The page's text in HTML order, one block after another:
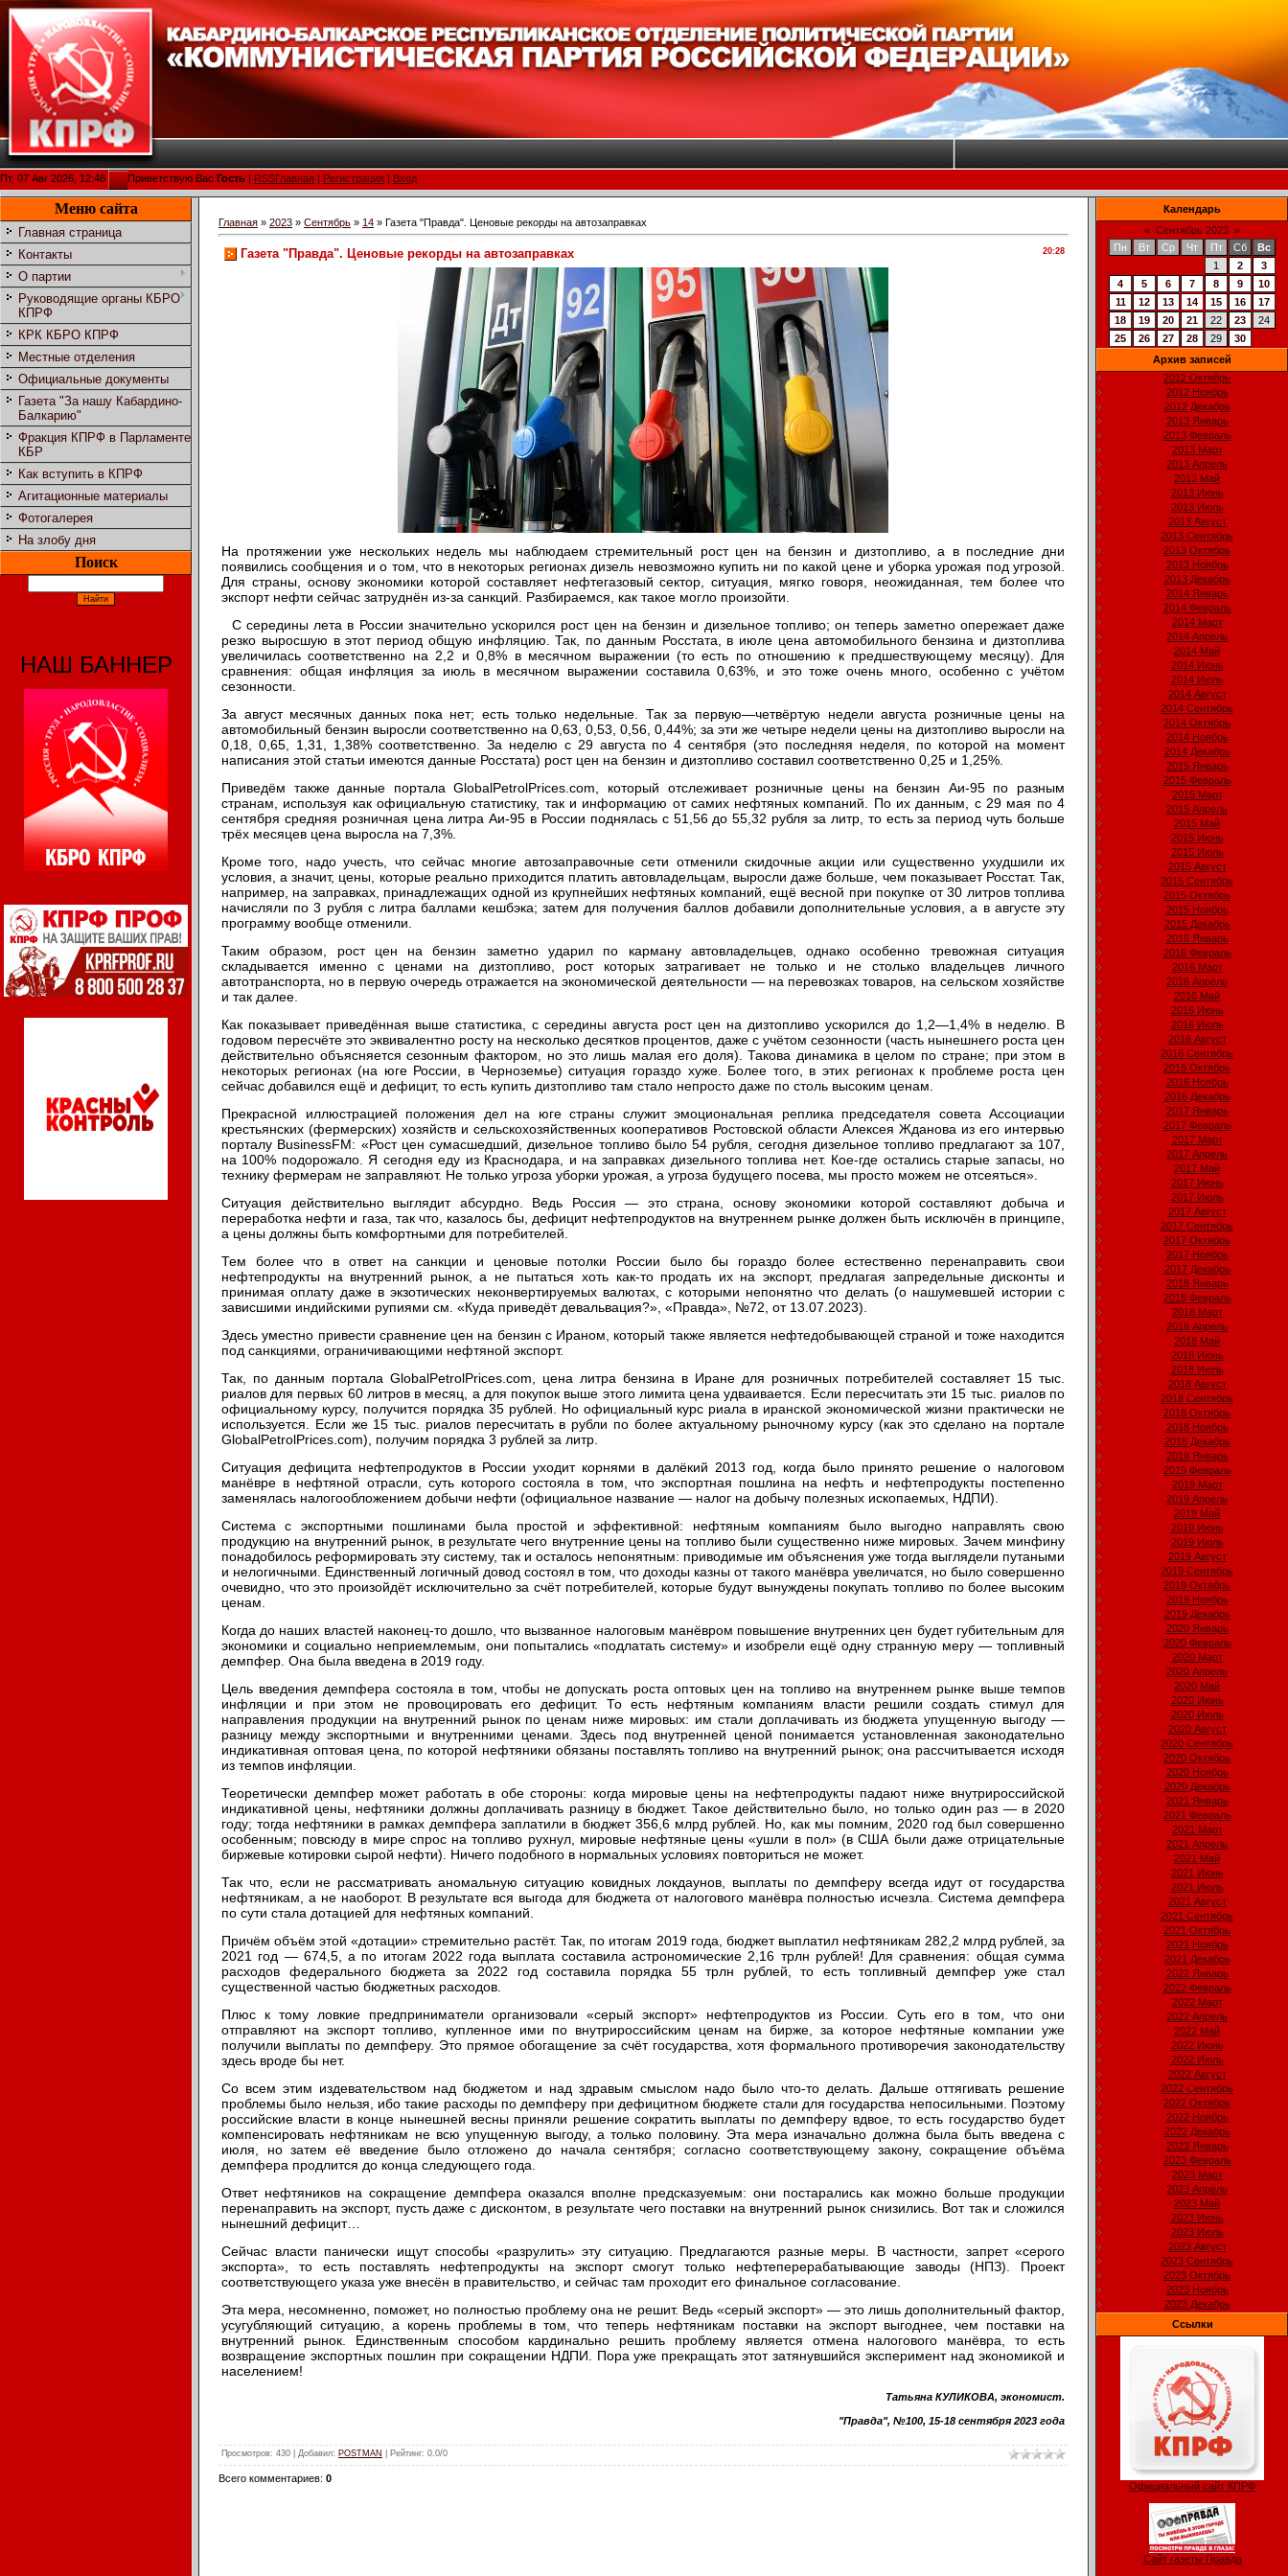
Пт, 07 Авг 2026, 12:48 Приветствую Вас Гость RSSГлавная Регистрация Вход
Меню сайта
Главная страница
Контакты
О партии
Руководящие органы КБРО
КПРФ
КРК КБРО КПРФ
Местные отделения
Официальные документы
Газета "За нашу Кабардино-
Балкарию"
Фракция КПРФ в Парламенте
КБР
Как вступить в КПРФ
Агитационные материалы
Фотогалерея
На злобу дня
Поиск
НАШ БАННЕР
Главная » 2023 » Сентябрь » 14 » Газета "Правда". Ценовые рекорды на автозаправках
20:28
Газета "Правда". Ценовые рекорды на автозаправках
На протяжении уже нескольких недель мы наблюдаем стремительный рост цен на бензин и дизтопливо, а в последние дни
появились сообщения и о том, что в некоторых регионах дизель невозможно купить ни по какой цене и уборка урожая под угрозой.
Для страны, основу экономики которой составляет нефтегазовый сектор, ситуация, мягко говоря, неожиданная, тем более что
экспорт нефти сейчас затруднён из-за санкций. Разбираемся, как такое могло произойти.
С середины лета в России значительно ускорился рост цен на бензин и дизельное топливо; он теперь заметно опережает даже
резко выросшую в этот период общую инфляцию. Так, по данным Росстата, в июле цена автомобильного бензина и дизтоплива
увеличилась соответственно на 2,2 и 0,8% в месячном выражении (то есть по отношению к предшествующему месяцу). Для
сравнения: общая инфляция за июль в месячном выражении составила 0,63%, и это тоже очень много, особенно с учётом
сезонности.
За август месячных данных пока нет; есть только недельные. Так за первую—четвёртую недели августа розничные цены на
автомобильный бензин выросли соответственно на 0,63, 0,53, 0,56, 0,44%; за эти же четыре недели цены на дизтопливо выросли на
0,18, 0,65, 1,31, 1,38% соответственно. За неделю с 29 августа по 4 сентября (это последняя неделя, по которой на момент
написания этой статьи имеются данные Росстата) рост цен на бензин и дизтопливо составил соответственно 0,25 и 1,25%.
Приведём также данные портала GlobalPetrolPrices.com, который отслеживает розничные цены на бензин Аи-95 по разным
странам, используя как официальную статистику, так и информацию от самих нефтяных компаний. По их данным, с 29 мая по 4
сентября средняя розничная цена литра Аи-95 в России поднялась с 51,56 до 55,32 рубля за литр, то есть за период чуть больше
трёх месяцев цена выросла на 7,3%.
Кроме того, надо учесть, что сейчас многие автозаправочные сети отменили скидочные акции или существенно ухудшили их
условия, а значит, цены, которые реально приходится платить автовладельцам, выросли даже больше, чем показывает Росстат. Так,
например, на заправках, принадлежащих одной из крупнейших нефтяных компаний, ещё весной при покупке от 30 литров топлива
начисляли по 3 рубля с литра баллами кешбэка; затем для получения баллов добавили дополнительные условия, а в августе эту
программу вообще отменили.
Таким образом, рост цен на бензин заметно ударил по карману автовладельцев, однако особенно тревожная ситуация
складывается именно с ценами на дизтопливо, рост которых затрагивает не только и не столько владельцев личного
автотранспорта, но в первую очередь отражается на экономической деятельности — на перевозках товаров, на сельском хозяйстве
и так далее.
Как показывает приведённая выше статистика, с середины августа рост цен на дизтопливо ускорился до 1,2—1,4% в неделю. В
годовом пересчёте это эквивалентно росту на несколько десятков процентов, даже с учётом сезонности (часть нынешнего роста цен
действительно объясняется сезонным фактором, но это лишь малая его доля). Такова динамика в целом по стране; при этом в
некоторых регионах (на юге России, в Черноземье) ситуация гораздо хуже. Более того, в этих регионах к проблеме роста цен
сейчас добавился ещё и дефицит, то есть купить дизтопливо там стало непросто даже по столь высоким ценам.
Прекрасной иллюстрацией положения дел на юге страны служит эмоциональная реплика председателя совета Ассоциации
крестьянских (фермерских) хозяйств и сельскохозяйственных кооперативов Ростовской области Алексея Жданова из его интервью
порталу BusinessFM: «Рост цен сумасшедший, дизельное топливо было 54 рубля, сегодня дизельное топливо предлагают за 107,
на 100% подорожало. Я сегодня еду из Краснодара, и на заправках дизельного топлива нет. Кое-где остались старые запасы, но
технику фермерам не заправляют. Не только угроза уборки урожая, а угроза будущего посева, мы просто можем не отсеяться».
Ситуация действительно выглядит абсурдно. Ведь Россия — это страна, основу экономики которой составляют добыча и
переработка нефти и газа, так что, казалось бы, дефицит нефтепродуктов на внутреннем рынке должен быть исключён в принципе,
а цены должны быть комфортными для потребителей.
Тем более что в ответ на санкции и ценовые потолки России было бы гораздо более естественно перенаправить свои
нефтепродукты на внутренний рынок, а не пытаться хоть как-то продать их на экспорт, предлагая запредельные дисконты и
принимая оплату даже в экзотических неконвертируемых валютах, с которыми непонятно что делать (о нашумевшей истории с
зависшими индийскими рупиями см. «Куда приведёт девальвация?», «Правда», №72, от 13.07.2023).
Здесь уместно привести сравнение цен на бензин с Ираном, который также является нефтедобывающей страной и тоже находится
под санкциями, ограничивающими нефтяной экспорт.
Так, по данным портала GlobalPetrolPrices.com, цена литра бензина в Иране для розничных потребителей составляет 15 тыс.
риалов для первых 60 литров в месяц, а для покупок выше этого лимита цена удваивается. Если пересчитать эти 15 тыс. риалов по
официальному курсу, получится порядка 35 рублей. Но официальный курс риала в иранской экономической жизни практически не
используется. Если же 15 тыс. риалов пересчитать в рубли по более актуальному рыночному курсу (как это сделано на портале
GlobalPetrolPrices.com), получим порядка 3 рублей за литр.
Ситуация дефицита нефтепродуктов в России уходит корнями в далёкий 2013 год, когда было принято решение о налоговом
манёвре в нефтяной отрасли, суть которого состояла в том, что экспортная пошлина на нефть и нефтепродукты постепенно
заменялась налогообложением добычи нефти (официальное название — налог на добычу полезных ископаемых, НДПИ).
Система с экспортными пошлинами была простой и эффективной: нефтяным компаниям было выгодно направлять свою
продукцию на внутренний рынок, в результате чего внутренние цены на топливо были существенно ниже мировых. Зачем минфину
понадобилось реформировать эту систему, так и осталось непонятным: приводимые им объяснения уже тогда выглядели путаными
и нелогичными. Единственный логичный довод состоял в том, что доходы казны от такого манёвра увеличатся, но было совершенно
очевидно, что это произойдёт исключительно за счёт потребителей, которые будут вынуждены покупать топливо по более высоким
ценам.
Когда до наших властей наконец-то дошло, что вызванное налоговым манёвром повышение внутренних цен будет губительным для
экономики и социально неприемлемым, они попытались «подлатать систему» и изобрели ещё одну странную меру — топливный
демпфер. Она была введена в 2019 году.
Цель введения демпфера состояла в том, чтобы не допускать роста оптовых цен на топливо на внутреннем рынке выше темпов
инфляции и при этом не провоцировать его дефицит. То есть нефтяным компаниям власти решили создать стимул для
направления продукции на внутренний рынок по ценам ниже мировых: им стали доплачивать из бюджета упущенную выгоду —
разницу между экспортными и внутренними ценами. Здесь под внутренней ценой понимается установленная законодательно
индикативная оптовая цена, по которой нефтяники обязаны поставлять топливо на внутренний рынок; она рассчитывается исходя
из темпов инфляции.
Теоретически демпфер может работать в обе стороны: когда мировые цены на нефтепродукты падают ниже внутрироссийской
индикативной цены, нефтяники должны доплачивать разницу в бюджет. Такое действительно было, но только один раз — в 2020
году; тогда нефтяники в рамках демпфера заплатили в бюджет 356,6 млрд рублей. Но, как мы помним, 2020 год был совершенно
особенным; повсюду в мире спрос на топливо рухнул, мировые нефтяные цены «ушли в пол» (в США были даже отрицательные
биржевые котировки сырой нефти). Ничего подобного в нормальных условиях повториться не может.
Так что, если не рассматривать аномальную ситуацию ковидных локдаунов, выплаты по демпферу всегда идут от государства
нефтяникам, а не наоборот. В результате вся выгода для бюджета от налогового манёвра полностью исчезла. Система демпфера
по сути стала дотацией для нефтяных компаний.
Причём объём этой «дотации» стремительно растёт. Так, по итогам 2019 года, бюджет выплатил нефтяникам 282,2 млрд рублей, за
2021 год — 674,5, а по итогам 2022 года выплата составила астрономические 2,16 трлн рублей! Для сравнения: общая сумма
расходов федерального бюджета за 2022 год составила порядка 55 трлн рублей, то есть топливный демпфер уже стал
существенной частью бюджетных расходов.
Плюс к тому ловкие предприниматели организовали «серый экспорт» нефтепродуктов из России. Суть его в том, что они
отправляют на экспорт топливо, купленное ими по внутрироссийским ценам на бирже, за которое нефтяные компании уже
получили выплаты по демпферу. Это прямое обогащение за счёт государства, хотя формального противоречия законодательству
здесь вроде бы нет.
Со всем этим издевательством над бюджетом и над здравым смыслом надо было что-то делать. Дальше оттягивать решение
проблемы было нельзя, ибо такие расходы по демпферу при дефицитном бюджете стали для государства непосильными. Поэтому
российские власти в конце нынешней весны приняли решение сократить выплаты по демпферу вдвое, то есть государство будет
компенсировать нефтяникам не всю упущенную выгоду, а только половину. Эта мера изначально должна была быть введена с
июля, но затем её введение было отложено до начала сентября; согласно соответствующему закону, сокращение объёма
демпфера продлится до конца следующего года.
Ответ нефтяников на сокращение демпфера оказался вполне предсказуемым: они постарались как можно больше продукции
перенаправить на экспорт, пусть даже с дисконтом, в результате чего поставки на внутренний рынок снизились. Вот так и сложился
нынешний дефицит…
Сейчас власти панически ищут способы «разрулить» эту ситуацию. Предлагаются разные меры. В частности, запрет «серого
экспорта», то есть поставлять нефтепродукты на экспорт смогут только нефтеперерабатывающие заводы (НПЗ). Проект
соответствующего указа уже внесён в правительство, и сейчас там проходит его финальное согласование.
Эта мера, несомненно, поможет, но полностью проблему она не решит. Ведь «серый экспорт» — это лишь дополнительный фактор,
усугубляющий ситуацию, а корень проблемы в том, что теперь нефтяникам поставки на экспорт выгоднее, чем поставки на
внутренний рынок. Единственным способом кардинально решить проблему является отмена налогового манёвра, то есть
возвращение экспортных пошлин при сокращении НДПИ. Пора уже прекращать этот затянувшийся эксперимент над экономикой и
населением!
Татьяна КУЛИКОВА, экономист.
"Правда", №100, 15-18 сентября 2023 года
Просмотров: 430 | Добавил: POSTMAN Рейтинг: 0.0/0
Всего комментариев: 0
Календарь
« Сентябрь 2023 »
Пн
Вт Ср Чт Пт Сб
Вс
1
2
3
4
5 6 7 8 9
10
11
12 13 14 15 16
17
18
19 20 21 22 23
24
25
26 27 28 29
30
Архив записей
2012 Октябрь
2012 Ноябрь
2012 Декабрь
2013 Январь
2013 Февраль
2013 Март
2013 Апрель
2013 Май
2013 Июнь
2013 Июль
2013 Август
2013 Сентябрь
2013 Октябрь
2013 Ноябрь
2013 Декабрь
2014 Январь
2014 Февраль
2014 Март
2014 Апрель
2014 Май
2014 Июнь
2014 Июль
2014 Август
2014 Сентябрь
2014 Октябрь
2014 Ноябрь
2014 Декабрь
2015 Январь
2015 Февраль
2015 Март
2015 Апрель
2015 Май
2015 Июнь
2015 Июль
2015 Август
2015 Сентябрь
2015 Октябрь
2015 Ноябрь
2015 Декабрь
2016 Январь
2016 Февраль
2016 Март
2016 Апрель
2016 Май
2016 Июнь
2016 Июль
2016 Август
2016 Сентябрь
2016 Октябрь
2016 Ноябрь
2016 Декабрь
2017 Январь
2017 Февраль
2017 Март
2017 Апрель
2017 Май
2017 Июнь
2017 Июль
2017 Август
2017 Сентябрь
2017 Октябрь
2017 Ноябрь
2017 Декабрь
2018 Январь
2018 Февраль
2018 Март
2018 Апрель
2018 Май
2018 Июнь
2018 Июль
2018 Август
2018 Сентябрь
2018 Октябрь
2018 Ноябрь
2018 Декабрь
2019 Январь
2019 Февраль
2019 Март
2019 Апрель
2019 Май
2019 Июнь
2019 Июль
2019 Август
2019 Сентябрь
2019 Октябрь
2019 Ноябрь
2019 Декабрь
2020 Январь
2020 Февраль
2020 Март
2020 Апрель
2020 Май
2020 Июнь
2020 Июль
2020 Август
2020 Сентябрь
2020 Октябрь
2020 Ноябрь
2020 Декабрь
2021 Январь
2021 Февраль
2021 Март
2021 Апрель
2021 Май
2021 Июнь
2021 Июль
2021 Август
2021 Сентябрь
2021 Октябрь
2021 Ноябрь
2021 Декабрь
2022 Январь
2022 Февраль
2022 Март
2022 Апрель
2022 Май
2022 Июнь
2022 Июль
2022 Август
2022 Сентябрь
2022 Октябрь
2022 Ноябрь
2022 Декабрь
2023 Январь
2023 Февраль
2023 Март
2023 Апрель
2023 Май
2023 Июнь
2023 Июль
2023 Август
2023 Сентябрь
2023 Октябрь
2023 Ноябрь
2023 Декабрь
Ссылки
Официальный сайт КПРФ
Сайт газеты Правда